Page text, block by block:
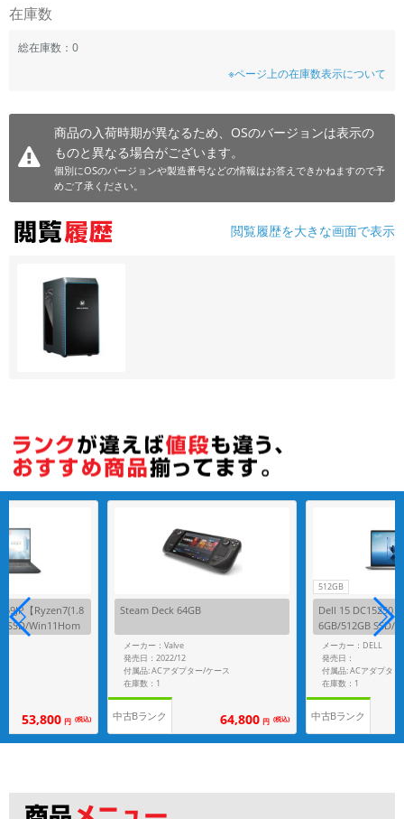
在庫数
総在庫数：0
※ページ上の在庫数表示について
商品の入荷時期が異なるため、OSのバージョンは表示の
ものと異なる場合がございます。
個別にOSのバージョンや製造番号などの情報はお答えできかねますので予
めご了承ください。
閲覧履歴を大きな画面で表示
【Ryzen7(1.8
SSD/Win11Hom
53,800 円 (税込)
Steam Deck 64GB
メーカー：Valve
発売日：2022/12
付属品: ACアダプター/ケース
在庫数：1
中古Bランク 64,800 円 (税込)
512GB
Dell 15 DC15250
6GB/512GB SSD/
メーカー：DELL
発売日：
付属品: ACアダプタ
在庫数：1
中古Bランク